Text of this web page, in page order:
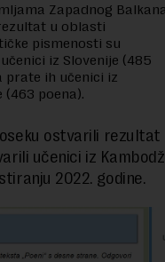
Zapadnog
u oblasti
pismenosti su
iz Slovenije (485
prate ih učenici iz
(463 poena).
ostvarili rezultat
učenici iz
2022. godine.